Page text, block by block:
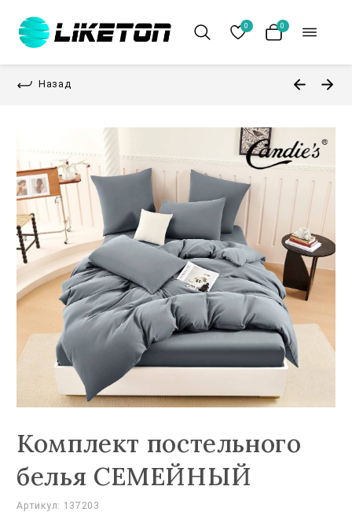
0 0
Назад
Комплект постельного
белья СЕМЕЙНЫЙ
Артикул: 137203